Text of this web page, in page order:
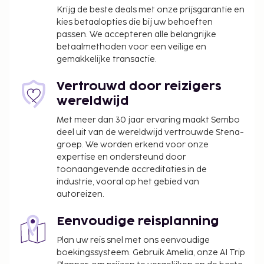
binnenzwembad, een stoombad en
fitnessfaciliteiten. Andere kenmerken van dit hotel
zijn gratis wifi, conciërgeservices en
huwelijksservices. Geniet van lokale gerechten bij
Gululu, een van de 2 restaurants van dit hotel, of blijf
lekker binnen en profiteer van de roomservice
(beperkte tijden). Ontspan met een lekker fris
drankje van een poolbar of één van de 2
bars/lounges. Dagelijks wordt er tegen betaling
ontbijt geserveerd. Hotelstars Union kent een
officiële sterrenclassificatie toe aan
accommodaties in Malta. Deze accommodatie is
beoordeeld met 4 sterren superieur en krijgt op
deze pagina: 4,5.
worden betaald. De kosten kunnen inclusief
toepasselijke belastingen zijn:
De stad heft de volgende belasting: EUR 1.50
Krijg de beste deals met onze prijsgarantie en
kies betaalopties die bij uw behoeften
passen. We accepteren alle belangrijke
betaalmethoden voor een veilige en
gemakkelijke transactie.
Vertrouwd door reizigers
wereldwijd
Met meer dan 30 jaar ervaring maakt Sembo
deel uit van de wereldwijd vertrouwde Stena-
groep. We worden erkend voor onze
expertise en ondersteund door
toonaangevende accreditaties in de
industrie, vooral op het gebied van
autoreizen.
Eenvoudige reisplanning
Plan uw reis snel met ons eenvoudige
boekingssysteem. Gebruik Amelia, onze AI Trip